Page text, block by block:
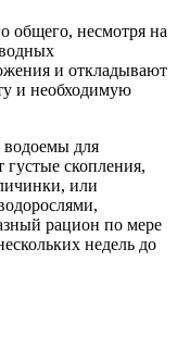
общего, несмотря на
и откладывают
и необходимую
для
скопления,
или
рацион по мере
недель до